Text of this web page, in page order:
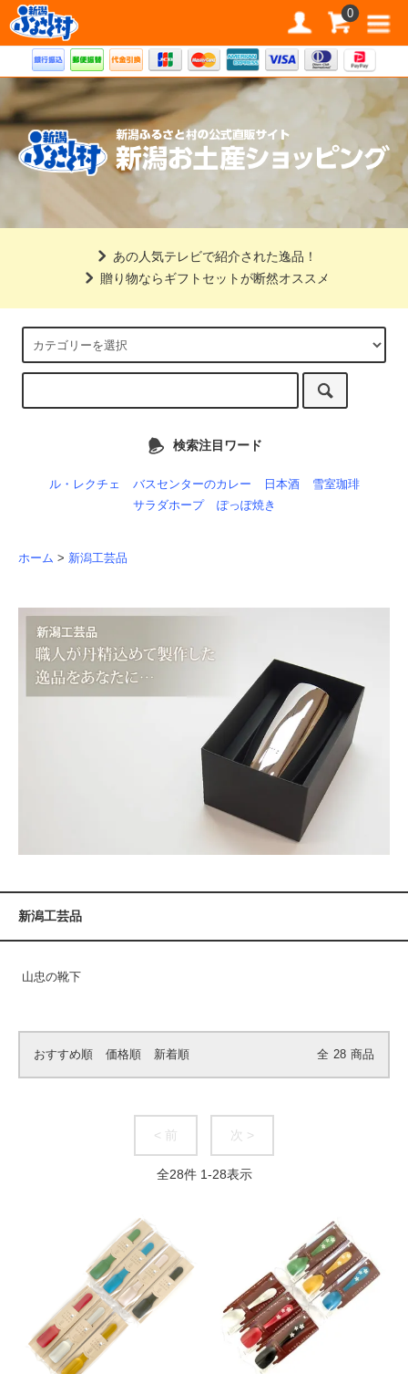
道の駅 新潟ふるさと村公式直販サイト 0
あの人気テレビで紹介された逸品！
贈り物ならギフトセットが断然オススメ
検索注目ワード
ル・レクチェ バスセンターのカレー 日本酒
雪室珈琲
サラダホープ
ぽっぽ焼き
ホーム > 新潟工芸品
新潟工芸品
山忠の靴下
おすすめ順 価格順 新着順 全 28 商品
< 前 次 >
全28件 1-28表示